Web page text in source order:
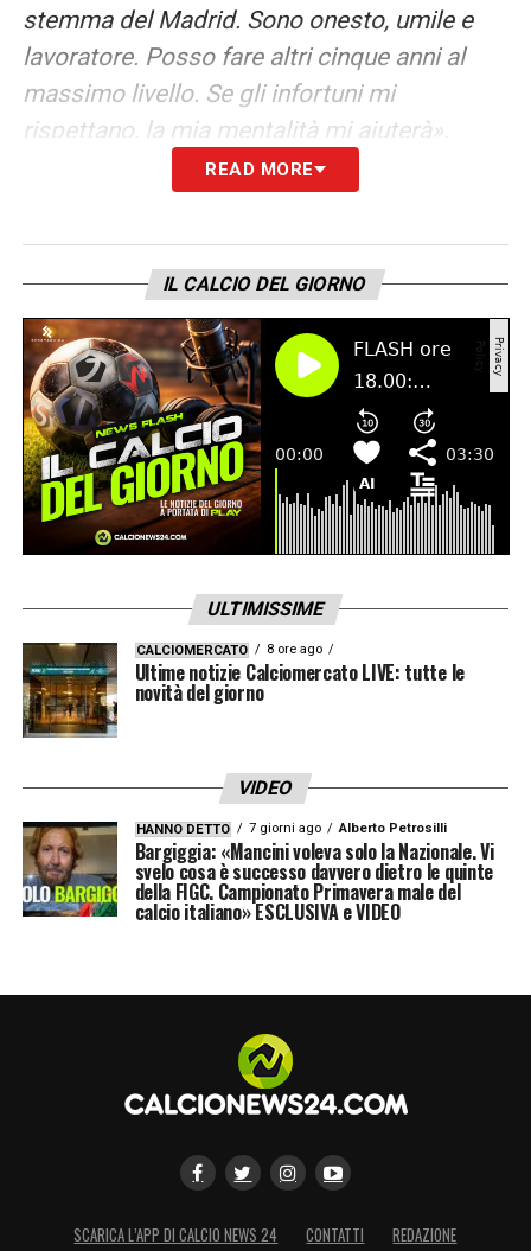
stemma del Madrid. Sono onesto, umile e
lavoratore. Posso fare altri cinque anni al
massimo livello. Se gli infortuni mi
rispettano, la mia mentalità mi aiuterà».
READ MORE
IL CALCIO DEL GIORNO
ULTIMISSIME
CALCIOMERCATO 8 ore ago
Ultime notizie Calciomercato LIVE: tutte le
novità del giorno
VIDEO
HANNO DETTO 7 giorni ago Alberto Petrosilli
Bargiggia: «Mancini voleva solo la Nazionale. Vi
svelo cosa è successo davvero dietro le quinte
della FIGC. Campionato Primavera male del
calcio italiano» ESCLUSIVA e VIDEO
SCARICA L’APP DI CALCIO NEWS 24 CONTATTI REDAZIONE